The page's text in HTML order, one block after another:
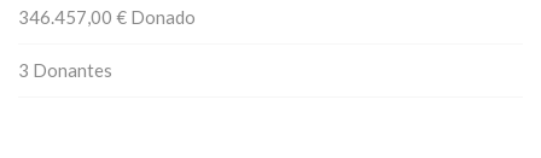
346.457,00 € Donado
3 Donantes